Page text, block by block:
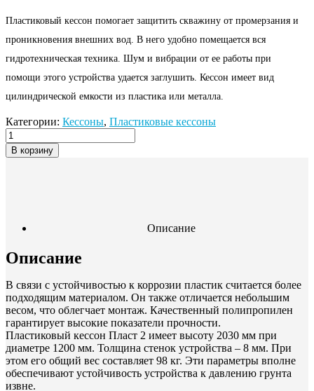
Пластиковый кессон помогает защитить скважину от промерзания и
проникновения внешних вод. В него удобно помещается вся
гидротехническая техника. Шум и вибрации от ее работы при
помощи этого устройства удается заглушить. Кессон имеет вид
цилиндрической емкости из пластика или металла.
Категории: Кессоны, Пластиковые кессоны
В корзину
Описание
Описание
В связи с устойчивостью к коррозии пластик считается более
подходящим материалом. Он также отличается небольшим
весом, что облегчает монтаж. Качественный полипропилен
гарантирует высокие показатели прочности.
Пластиковый кессон Пласт 2 имеет высоту 2030 мм при
диаметре 1200 мм. Толщина стенок устройства – 8 мм. При
этом его общий вес составляет 98 кг. Эти параметры вполне
обеспечивают устойчивость устройства к давлению грунта
извне.